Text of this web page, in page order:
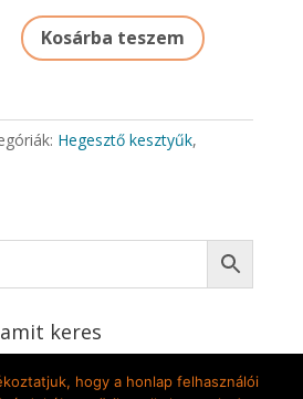
Kosárba teszem
Hegesztő kesztyűk,
keres
hogy a honlap felhasználói